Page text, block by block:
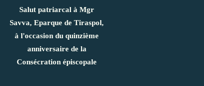
Salut patriarcal à Mgr
Savva, Eparque de Tiraspol,
à l'occasion du quinzième
anniversaire de la
Consécration épiscopale